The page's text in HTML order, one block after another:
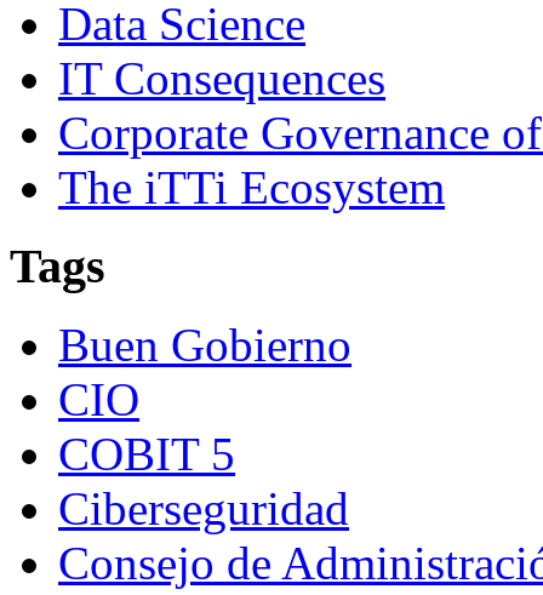
Data Science
IT Consequences
Corporate Governance
The iTTi Ecosystem
Tags
Buen Gobierno
CIO
COBIT 5
Ciberseguridad
Consejo de